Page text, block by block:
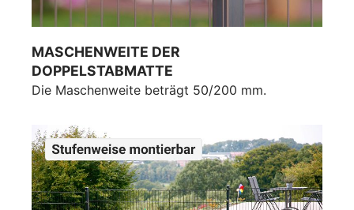
MASCHENWEITE DER
DOPPELSTABMATTE
Die Maschenweite beträgt 50/200 mm.